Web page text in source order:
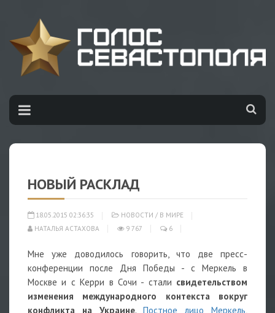
НОВЫЙ РАСКЛАД
18.05.2015 02:36:35 НОВОСТИ / В МИРЕ
НАТАЛЬЯ АСТАХОВА
9 767 6
Мне уже доводилось говорить, что две пресс-
конференции после Дня Победы - с Меркель в
Москве и с Керри в Сочи - стали свидетельством
изменения международного контекста вокруг
конфликта на Украине.Постное лицо Меркель,